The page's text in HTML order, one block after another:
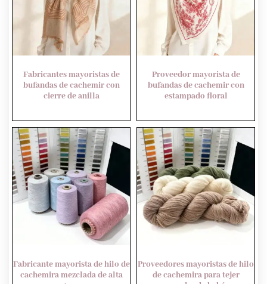
Fabricantes mayoristas de
bufandas de cachemir con
cierre de anilla
Proveedor mayorista de
bufandas de cachemir con
estampado floral
Fabricante mayorista de hilo de
cachemira mezclada de alta
Proveedores mayoristas de hilo
de cachemira para tejer